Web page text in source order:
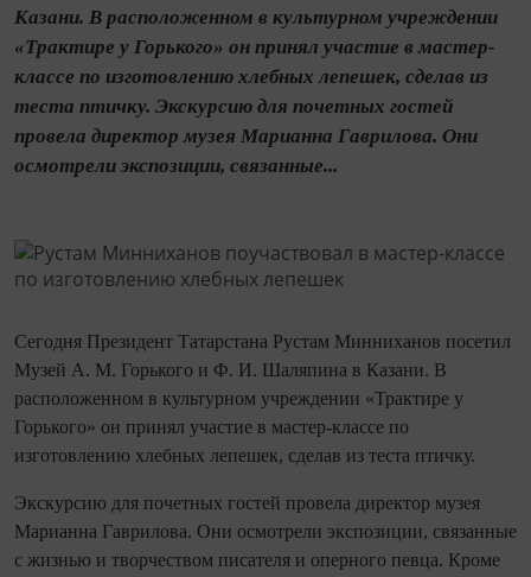
Казани. В расположенном в культурном учреждении
«Трактире у Горького» он принял участие в мастер-
классе по изготовлению хлебных лепешек, сделав из
теста птичку. Экскурсию для почетных гостей
провела директор музея Марианна Гаврилова. Они
осмотрели экспозиции, связанные...
Сегодня Президент Татарстана Рустам Минниханов посетил
Музей А. М. Горького и Ф. И. Шаляпина в Казани. В
расположенном в культурном учреждении «Трактире у
Горького» он принял участие в мастер-классе по
изготовлению хлебных лепешек, сделав из теста птичку.
Экскурсию для почетных гостей провела директор музея
Марианна Гаврилова. Они осмотрели экспозиции, связанные
с жизнью и творчеством писателя и оперного певца. Кроме